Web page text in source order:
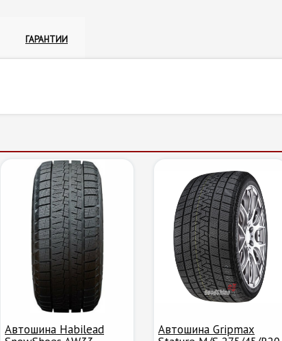
ГАРАНТИИ
Автошина Habilead
Автошина Gripmax